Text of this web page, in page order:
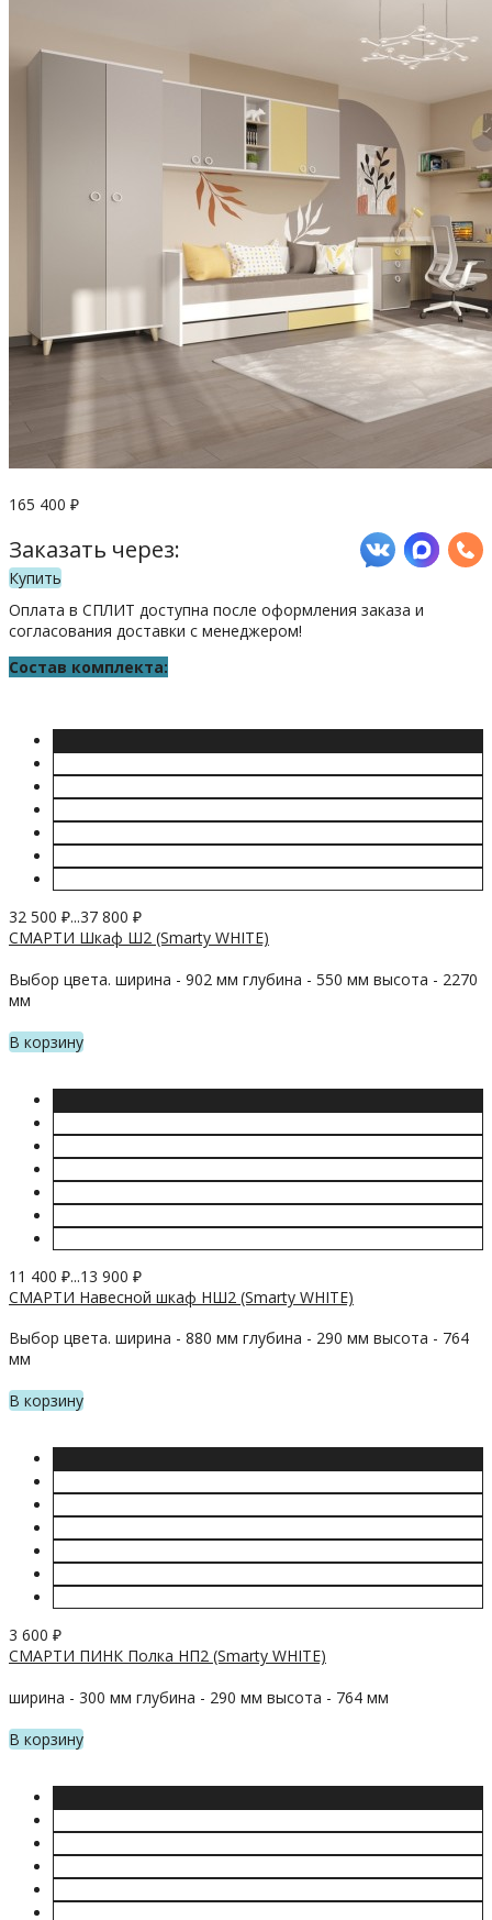
165 400 ₽
Заказать через:
Купить
Оплата в СПЛИТ доступна после оформления заказа и
согласования доставки с менеджером!
Состав комплекта:
32 500 ₽...37 800 ₽
СМАРТИ Шкаф Ш2 (Smarty WHITE)
Выбор цвета. ширина - 902 мм глубина - 550 мм высота - 2270
мм
В корзину
11 400 ₽...13 900 ₽
СМАРТИ Навесной шкаф НШ2 (Smarty WHITE)
Выбор цвета. ширина - 880 мм глубина - 290 мм высота - 764
мм
В корзину
3 600 ₽
СМАРТИ ПИНК Полка НП2 (Smarty WHITE)
ширина - 300 мм глубина - 290 мм высота - 764 мм
В корзину